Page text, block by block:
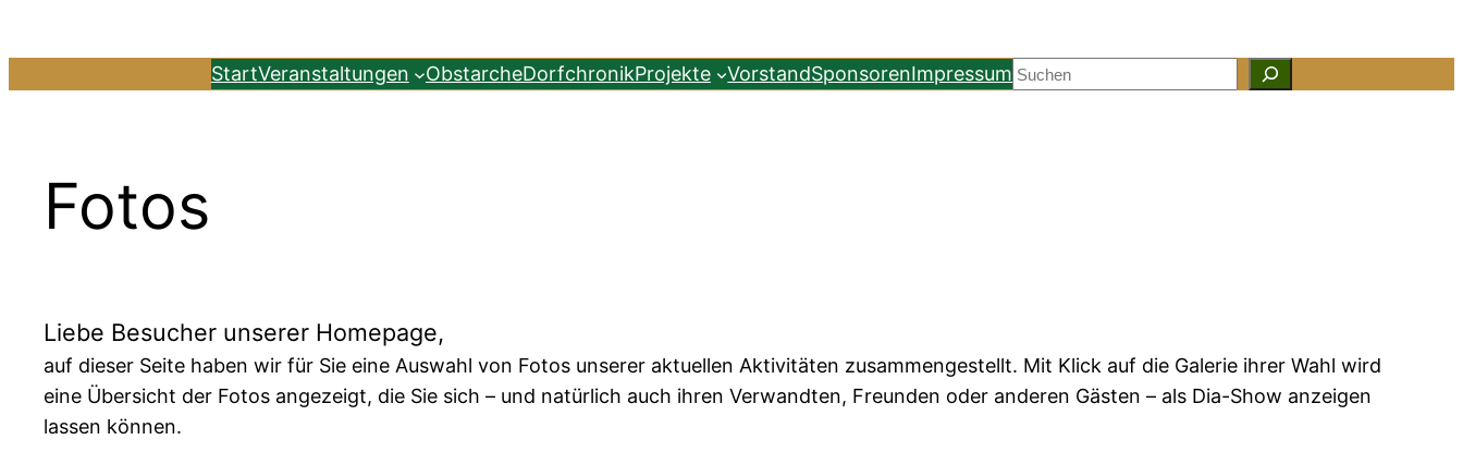
Inhalt
StartVeranstaltungen ObstarcheDorfchronikProjekte VorstandSponsorenImpressum Suchen
Fotos
Liebe Besucher unserer Homepage,
auf dieser Seite haben wir für Sie eine Auswahl von Fotos unserer aktuellen Aktivitäten zusammengestellt. Mit Klick auf die Galerie ihrer Wahl wird
eine Übersicht der Fotos angezeigt, die Sie sich – und natürlich auch ihren Verwandten, Freunden oder anderen Gästen – als Dia-Show anzeigen
lassen können.